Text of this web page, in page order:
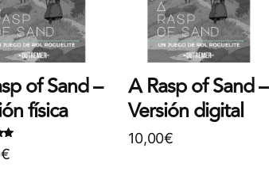
of Sand –
física
€
A Rasp of Sand –
Versión digital
10,00€